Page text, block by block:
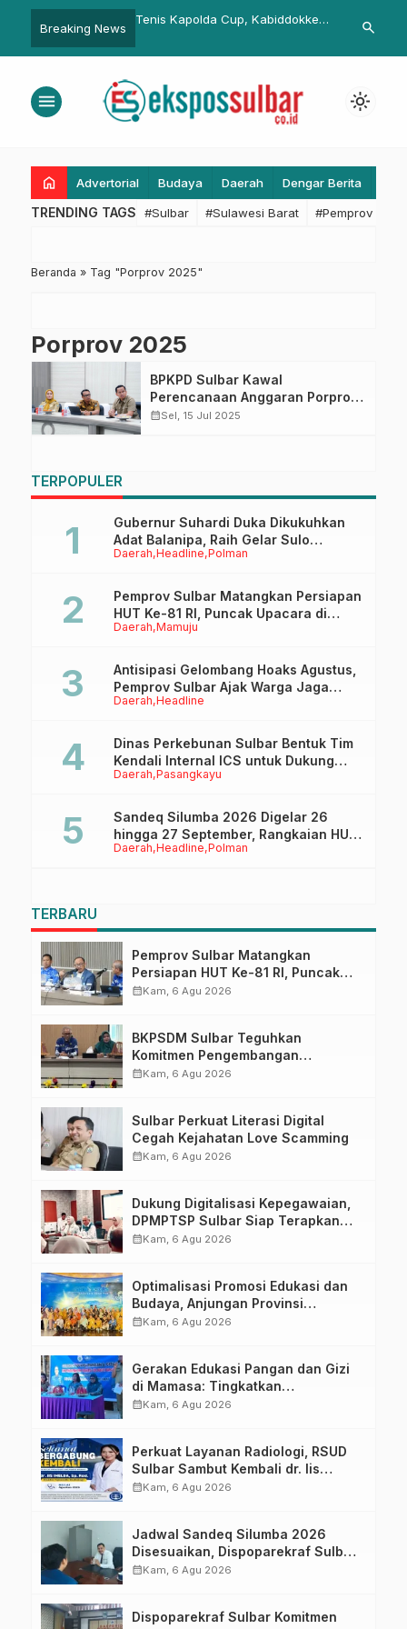
Breaking News
Ditanam Serentak
Pangan
Tenis Kapolda Cup, Kabiddokkes
Sehat Lewat Turnamen Tenis
Bupati :
search
menu light_mode
home Advertorial Budaya Daerah Dengar Berita
TRENDING TAGS #Sulbar #Sulawesi Barat #Pemprov
Beranda » Tag "Porprov 2025"
Porprov 2025
BPKPD Sulbar Kawal
Perencanaan Anggaran Porprov
2025 Secara Transparan dan
calendar_monthSel, 15 Jul 2025
TERPOPULER
Daerah Headline Polman
Gubernur Suhardi Duka Dikukuhkan
Adat Balanipa, Raih Gelar Sulo
Tappidena
Daerah Mamuju
Pemprov Sulbar Matangkan Persiapan
HUT Ke-81 RI, Puncak Upacara di
Lapangan Ahmad Kirang
Daerah Headline
Antisipasi Gelombang Hoaks Agustus,
Pemprov Sulbar Ajak Warga Jaga
Ruang Digital
Daerah Pasangkayu
Dinas Perkebunan Sulbar Bentuk Tim
Kendali Internal ICS untuk Dukung
Sertifikasi ISPO Pekebun di
Daerah Headline Polman
Sandeq Silumba 2026 Digelar 26
hingga 27 September, Rangkaian HUT
Sulbar
TERBARU
Pemprov Sulbar Matangkan
Persiapan HUT Ke-81 RI, Puncak
Upacara di Lapangan Ahmad
calendar_monthKam, 6 Agu 2026
BKPSDM Sulbar Teguhkan
Komitmen Pengembangan
Kompetensi ASN melalui
calendar_monthKam, 6 Agu 2026
Sulbar Perkuat Literasi Digital
Cegah Kejahatan Love Scamming
calendar_monthKam, 6 Agu 2026
Dukung Digitalisasi Kepegawaian,
DPMPTSP Sulbar Siap Terapkan
Aplikasi FLEKSI ASN
calendar_monthKam, 6 Agu 2026
Optimalisasi Promosi Edukasi dan
Budaya, Anjungan Provinsi
Sulawesi Barat Perkuat Kolaborasi
calendar_monthKam, 6 Agu 2026
Gerakan Edukasi Pangan dan Gizi
di Mamasa: Tingkatkan
Pengetahuan dan Keterampilan
calendar_monthKam, 6 Agu 2026
Perkuat Layanan Radiologi, RSUD
Sulbar Sambut Kembali dr. Iis
Imelda, Sp.Rad
calendar_monthKam, 6 Agu 2026
Jadwal Sandeq Silumba 2026
Disesuaikan, Dispoparekraf Sulbar
Pastikan Persiapan Tetap
calendar_monthKam, 6 Agu 2026
Dispoparekraf Sulbar Komitmen